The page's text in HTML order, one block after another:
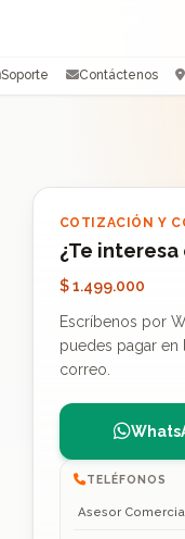
Soporte Contáctenos
COTIZACIÓN Y
¿Te
$ 1.499.000
Escríbenos por
puedes pagar
correo.
TELÉFONOS
Asesor